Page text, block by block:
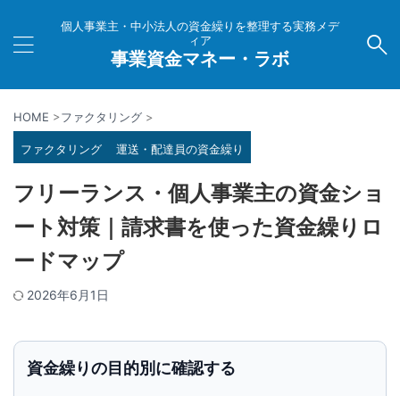
個人事業主・中小法人の資金繰りを整理する実務メデ
ィア
事業資金マネー・ラボ
HOME >ファクタリング >
ファクタリング 運送・配達員の資金繰り
フリーランス・個人事業主の資金ショ
ート対策｜請求書を使った資金繰りロ
ードマップ
2026年6月1日
資金繰りの目的別に確認する